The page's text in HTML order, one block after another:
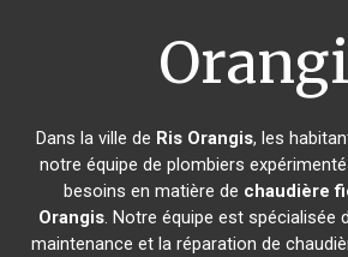
Dans la ville de Ris Orangis, les
notre équipe de plombiers
besoins en matière de chaudière
Orangis. Notre équipe est spécialisée
maintenance et la réparation de